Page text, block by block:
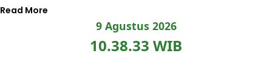
Read More
9 Agustus 2026
10.38.34 WIB